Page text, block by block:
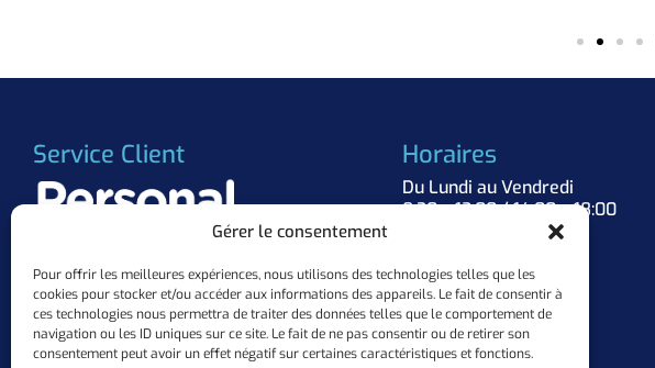
Gérer le consentement
Pour offrir les meilleures expériences, nous utilisons des technologies telles que les
cookies pour stocker et/ou accéder aux informations des appareils. Le fait de consentir à
ces technologies nous permettra de traiter des données telles que le comportement de
navigation ou les ID uniques sur ce site. Le fait de ne pas consentir ou de retirer son
consentement peut avoir un effet négatif sur certaines caractéristiques et fonctions.
Service Client
+33 (0)3.57.84.37.63
contact@personalflocker.com
10 ZAC Mermoz, 57155 Marly
Horaires
Du Lundi au Vendredi
8:30 – 12:00 / 14:00 – 18:00